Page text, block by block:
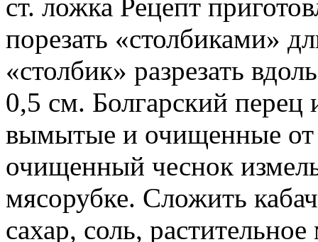
ст. ложка Рецепт
порезать «столбиками»
«столбик» разрезать
0,5 см. Болгарский перец
вымытые и очищенные от
очищенный чеснок
мясорубке. Сложить
сахар, соль,